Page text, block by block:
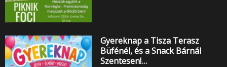
Gyereknap a Tisza Terasz
Büfénél, és a Snack Bárnál
Szentesen!…